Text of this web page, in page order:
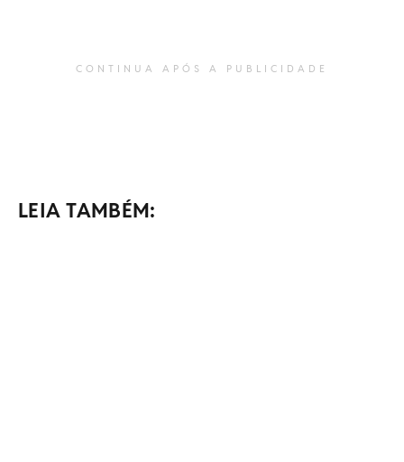
CONTINUA APÓS A PUBLICIDADE
LEIA TAMBÉM: